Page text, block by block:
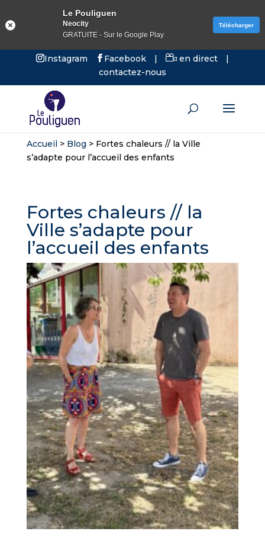
Instagram Facebook | en direct
|
contactez-nous
Accueil> Blog > Fortes chaleurs // la Ville
s’adapte pour l’accueil des enfants
Fortes chaleurs // la
Ville s’adapte pour
l’accueil des enfants
Le Pouliguen
Neocity
GRATUITE - Sur le Google Play
Télécharger